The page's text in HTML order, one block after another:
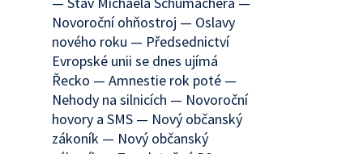
Novoroční ohňostroj — Oslavy
nového roku — Předsednictví
Evropské unii se dnes ujímá
Řecko — Amnestie rok poté —
Nehody na silnicích — Novoroční
hovory a SMS — Nový občanský
zákoník — Nový občanský